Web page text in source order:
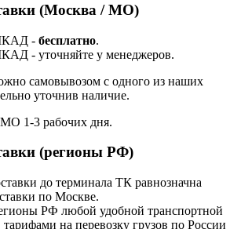
(Москва / МО)
- бесплатно.
- уточняйте у менеджеров.
самовывозом с одного из наших
уточнив наличие.
1-3 рабочих дня.
(регионы РФ)
до терминала ТК равнозначна
по Москве.
РФ любой удобной транспортной
на перевозку грузов по России